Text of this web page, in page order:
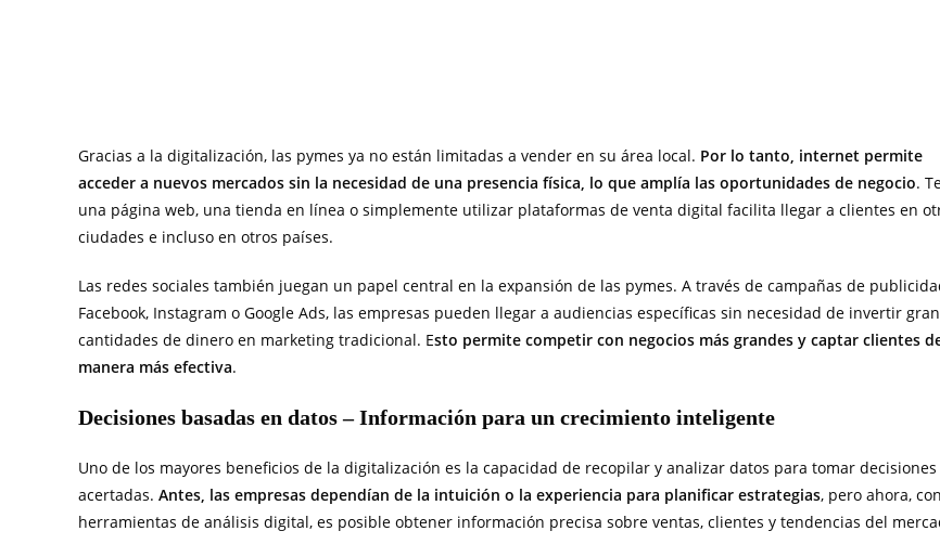
Gracias a la digitalización, las pymes ya no están limitadas a vender en su área local. Por lo tanto, internet permite
acceder a nuevos mercados sin la necesidad de una presencia física, lo que amplía las oportunidades de negocio.
una página web, una tienda en línea o simplemente utilizar plataformas de venta digital facilita llegar a clientes en
ciudades e incluso en otros países.
Las redes sociales también juegan un papel central en la expansión de las pymes. A través de campañas de
Facebook, Instagram o Google Ads, las empresas pueden llegar a audiencias específicas sin necesidad de invertir
cantidades de dinero en marketing tradicional. Esto permite competir con negocios más grandes y captar clientes
manera más efectiva.
Decisiones basadas en datos – Información para un crecimiento inteligente
Uno de los mayores beneficios de la digitalización es la capacidad de recopilar y analizar datos para tomar decisiones
acertadas. Antes, las empresas dependían de la intuición o la experiencia para planificar estrategias, pero ahora, con
herramientas de análisis digital, es posible obtener información precisa sobre ventas, clientes y tendencias del